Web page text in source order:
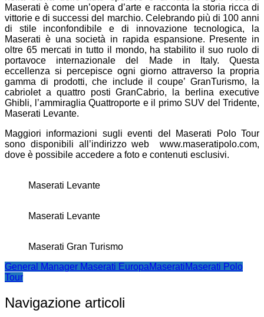
Maserati è come un’opera d’arte e racconta la storia ricca di
vittorie e di successi del marchio. Celebrando più di 100 anni
di stile inconfondibile e di innovazione tecnologica, la
Maserati è una società in rapida espansione. Presente in
oltre 65 mercati in tutto il mondo, ha stabilito il suo ruolo di
portavoce internazionale del Made in Italy. Questa
eccellenza si percepisce ogni giorno attraverso la propria
gamma di prodotti, che include il coupe’ GranTurismo, la
cabriolet a quattro posti GranCabrio, la berlina executive
Ghibli, l’ammiraglia Quattroporte e il primo SUV del Tridente,
Maserati Levante.
Maggiori informazioni sugli eventi del Maserati Polo Tour
sono disponibili all’indirizzo web www.maseratipolo.com,
dove è possibile accedere a foto e contenuti esclusivi.
Maserati Levante
Maserati Levante
Maserati Gran Turismo
General Manager Maserati EuropaMaseratiMaserati Polo
Tour
Navigazione articoli